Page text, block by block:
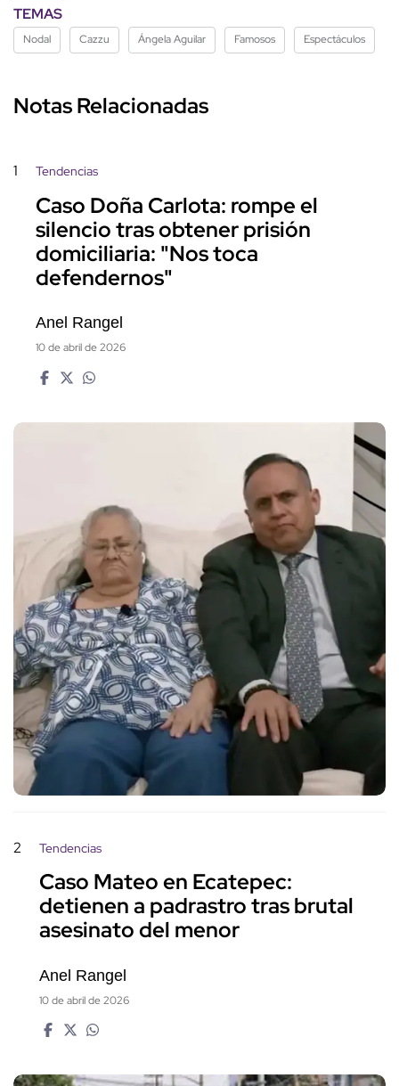
TEMAS
Nodal Cazzu Ángela Aguilar Famosos Espectáculos
Notas Relacionadas
1 Tendencias
Caso Doña Carlota: rompe el
silencio tras obtener prisión
domiciliaria: "Nos toca
defendernos"
Anel Rangel
10 de abril de 2026
2 Tendencias
Caso Mateo en Ecatepec:
detienen a padrastro tras brutal
asesinato del menor
Anel Rangel
10 de abril de 2026